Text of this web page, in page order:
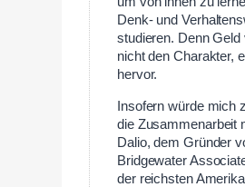
Denk- und
studieren. Denn Geld
nicht den Charakter,
hervor.
Insofern würde mich
die Zusammenarbeit
Dalio, dem Gründer
Bridgewater
der reichsten